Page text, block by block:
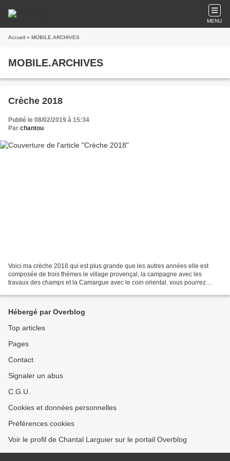
MENU
Accueil » MOBILE.ARCHIVES
MOBILE.ARCHIVES
Crèche 2018
Publié le 08/02/2019 à 15:34
Par chantou
Voici ma crèche 2018 qui est plus grande que les autres années elle est
composée de trois thèmes le village provençal, la campagne avec les
travaux des champs et la Camargue avec le coin oriental. vous pourrez
Hébergé par Overblog
Top articles
Pages
Contact
Signaler un abus
C.G.U.
Cookies et données personnelles
Préférences cookies
Voir le profil de Chantal Larguier sur le portail Overblog